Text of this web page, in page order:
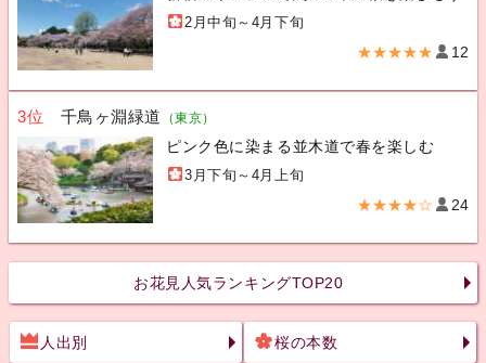
2月中旬～4月下旬
★★★★★ 12
3位 千鳥ヶ淵緑道 （東京）
ピンク色に染まる並木道で春を楽しむ
3月下旬～4月上旬
★★★★☆ 24
お花見人気ランキングTOP20
人出別 桜の本数